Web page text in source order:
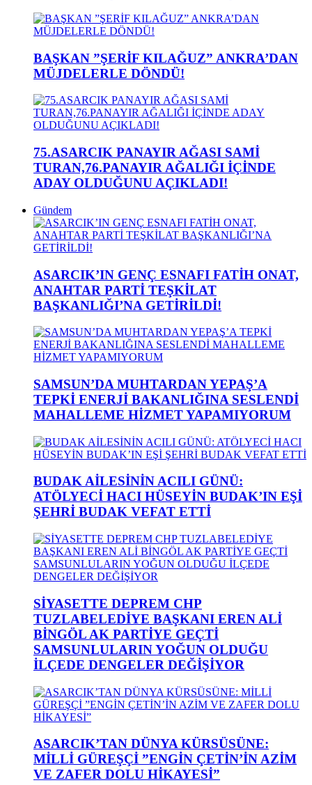
BAŞKAN ”ŞERİF KILAĞUZ” ANKRA’DAN
MÜJDELERLE DÖNDÜ!
75.ASARCIK PANAYIR AĞASI SAMİ
TURAN,76.PANAYIR AĞALIĞI İÇİNDE
ADAY OLDUĞUNU AÇIKLADI!
Gündem
ASARCIK’IN GENÇ ESNAFI FATİH ONAT,
ANAHTAR PARTİ TEŞKİLAT
BAŞKANLIĞI’NA GETİRİLDİ!
SAMSUN’DA MUHTARDAN YEPAŞ’A
TEPKİ ENERJİ BAKANLIĞINA SESLENDİ
MAHALLEME HİZMET YAPAMIYORUM
BUDAK AİLESİNİN ACILI GÜNÜ:
ATÖLYECİ HACI HÜSEYİN BUDAK’IN EŞİ
ŞEHRİ BUDAK VEFAT ETTİ
SİYASETTE DEPREM CHP
TUZLABELEDİYE BAŞKANI EREN ALİ
BİNGÖL AK PARTİYE GEÇTİ
SAMSUNLULARIN YOĞUN OLDUĞU
İLÇEDE DENGELER DEĞİŞİYOR
ASARCIK’TAN DÜNYA KÜRSÜSÜNE:
MİLLİ GÜREŞÇİ ”ENGİN ÇETİN’İN AZİM
VE ZAFER DOLU HİKAYESİ”